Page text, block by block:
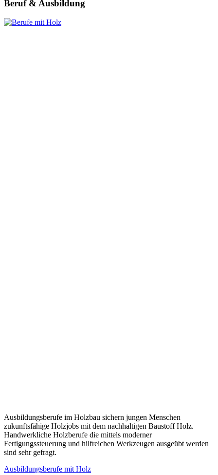
Beruf & Ausbildung
Ausbildungsberufe im Holzbau sichern jungen Menschen
zukunftsfähige Holzjobs mit dem nachhaltigen Baustoff Holz.
Handwerkliche Holzberufe die mittels moderner
Fertigungssteuerung und hilfreichen Werkzeugen ausgeübt werden
sind sehr gefragt.
Ausbildungsberufe mit Holz